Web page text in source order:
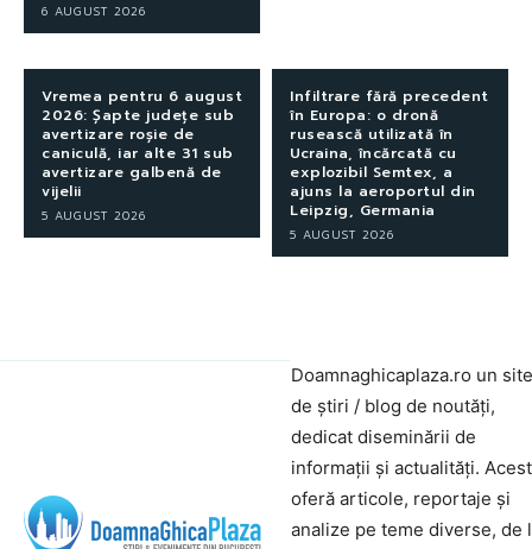
6 AUGUST 2026
Vremea pentru 6 august
2026: Șapte județe sub
avertizare roșie de
caniculă, iar alte 31 sub
avertizare galbenă de
vijelii
5 AUGUST 2026
Infiltrare fără precedent
în Europa: o dronă
rusească utilizată în
Ucraina, încărcată cu
explozibil Semtex, a
ajuns la aeroportul din
Leipzig, Germania
5 AUGUST 2026
Doamnaghicaplaza.ro un site
de știri / blog de noutăți,
dedicat diseminării de
informații și actualități.
oferă articole, reportaje și
analize pe teme diverse, de